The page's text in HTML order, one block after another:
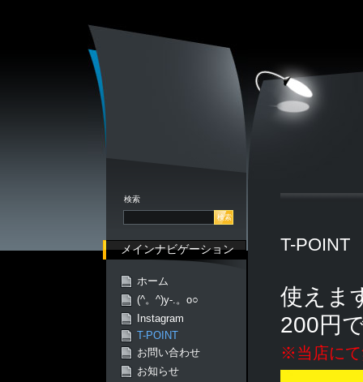
T-POINT
使えま
200円
※当店にて
検索
メインナビゲーション
ホーム
(^。^)y-.。o○
Instagram
T-POINT
お問い合わせ
お知らせ